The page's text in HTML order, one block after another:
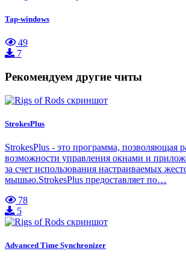
Tap-windows
49
7
Рекомендуем другие читы
StrokesPlus
StrokesPlus - это программа, позволяющая
возможности управления окнами и
за счет использования настраиваемых
мышью.StrokesPlus предоставляет по…
78
5
Advanced Time Synchronizer